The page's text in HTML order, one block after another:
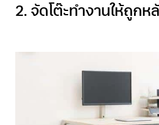
2. จัดโต๊ะทำงานให้ถูก